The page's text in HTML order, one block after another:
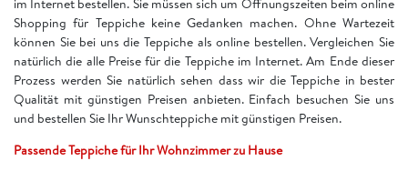
Shopping für Teppiche keine Gedanken machen. Ohne Wartezeit
können Sie bei uns die Teppiche als online bestellen. Vergleichen Sie
natürlich die alle Preise für die Teppiche im Internet. Am Ende dieser
Prozess werden Sie natürlich sehen dass wir die Teppiche in bester
Qualität mit günstigen Preisen anbieten. Einfach besuchen Sie uns
und bestellen Sie Ihr Wunschteppiche mit günstigen Preisen.
Passende Teppiche für Ihr Wohnzimmer zu Hause